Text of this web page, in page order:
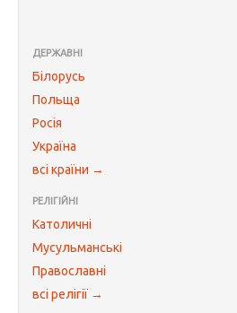
ДЕРЖАВНІ
Білорусь
Польща
Росія
Україна
всі країни →
РЕЛІГІЙНІ
Католичні
Мусульманські
Православні
всі релігії →